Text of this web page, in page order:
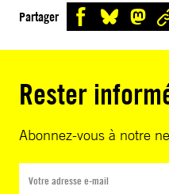
Partager
Rester
Abonnez-vous à notre